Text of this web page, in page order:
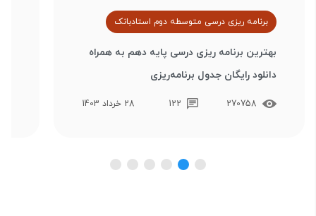
برنامه ریزی درسی متوسطه دوم استادبانک
بهترین برنامه‌ ریزی درسی پایه دهم به همراه
دانلود رایگان جدول برنامه‌ریزی
270758
122 28 خرداد 1403